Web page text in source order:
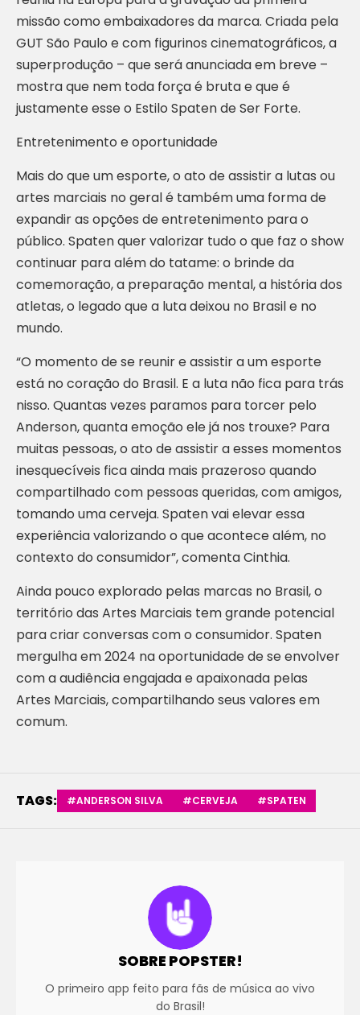
missão como embaixadores da marca. Criada pela
GUT São Paulo e com figurinos cinematográficos, a
superprodução – que será anunciada em breve –
mostra que nem toda força é bruta e que é
justamente esse o Estilo Spaten de Ser Forte.
Entretenimento e oportunidade
Mais do que um esporte, o ato de assistir a lutas ou
artes marciais no geral é também uma forma de
expandir as opções de entretenimento para o
público. Spaten quer valorizar tudo o que faz o show
continuar para além do tatame: o brinde da
comemoração, a preparação mental, a história dos
atletas, o legado que a luta deixou no Brasil e no
mundo.
“O momento de se reunir e assistir a um esporte
está no coração do Brasil. E a luta não fica para trás
nisso. Quantas vezes paramos para torcer pelo
Anderson, quanta emoção ele já nos trouxe? Para
muitas pessoas, o ato de assistir a esses momentos
inesquecíveis fica ainda mais prazeroso quando
compartilhado com pessoas queridas, com amigos,
tomando uma cerveja. Spaten vai elevar essa
experiência valorizando o que acontece além, no
contexto do consumidor”, comenta Cinthia.
Ainda pouco explorado pelas marcas no Brasil, o
território das Artes Marciais tem grande potencial
para criar conversas com o consumidor. Spaten
mergulha em 2024 na oportunidade de se envolver
com a audiência engajada e apaixonada pelas
Artes Marciais, compartilhando seus valores em
comum.
TAGS: #ANDERSON SILVA #CERVEJA #SPATEN
SOBRE POPSTER!
O primeiro app feito para fãs de música ao vivo
do Brasil!